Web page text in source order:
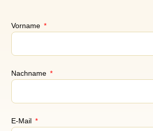
Vorname
Nachname
E-Mail